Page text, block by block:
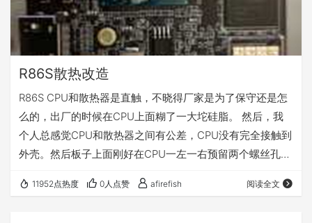
R86S散热改造
R86S CPU和散热器是直触，不晓得厂家是为了保守还是怎
么的，出厂的时候在CPU上面糊了一大坨硅脂。 然后，我
个人总感觉CPU和散热器之间有公差，CPU没有完全接触到
外壳。然后板子上面刚好在CPU一左一右预留两个螺丝孔
始设计也考虑到了用两个螺丝固定，可能测试之后不需要
11952点热度 0人点赞 afirefish 阅读全文